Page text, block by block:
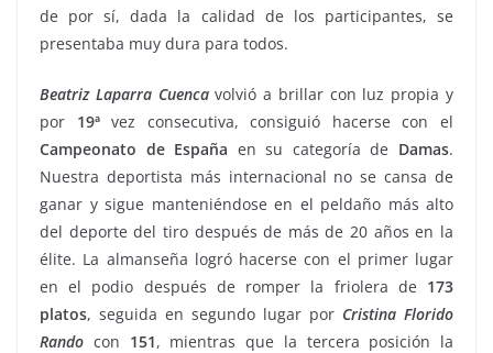
de por sí, dada la calidad de los participantes, se
presentaba muy dura para todos.
Beatriz Laparra Cuencavolvió a brillar con luz propia y
por 19ªvez consecutiva, consiguió hacerse con el
Campeonato de España en su categoría de Damas.
Nuestra deportista más internacional no se cansa de
ganar y sigue manteniéndose en el peldaño más alto
del deporte del tiro después de más de 20 años en la
élite. La almanseña logró hacerse con el primer lugar
en el podio después de romper la friolera de 173
platos, seguida en segundo lugar por Cristina Florido
Rando con 151, mientras que la tercera posición la